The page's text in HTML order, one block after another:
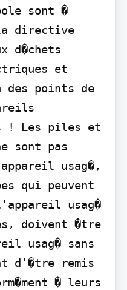
sont �
directive
d�chets
et
points de
! Les piles et
sont pas
usag�,
qui peuvent
usag�
doivent �tre
usag� sans
d'�tre remis
� leurs